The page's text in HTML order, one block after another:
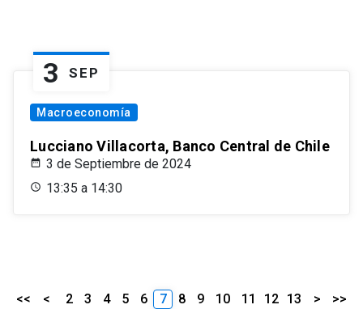
3 SEP
Macroeconomía
Lucciano Villacorta, Banco Central de Chile
3 de Septiembre de 2024
13:35 a 14:30
<< < 2 3 4 5 6 7 8 9 10 11 12 13 > >>